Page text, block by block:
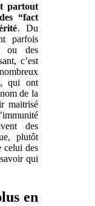
partout
“fact
. Du
parfois
ou des
c’est
qui ont
de la
maitrisé
des
plutôt
celui des
qui
en